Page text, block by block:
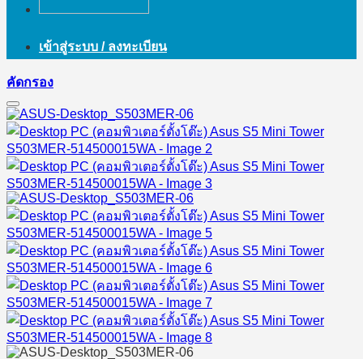
เข้าสู่ระบบ / ลงทะเบียน
คัดกรอง